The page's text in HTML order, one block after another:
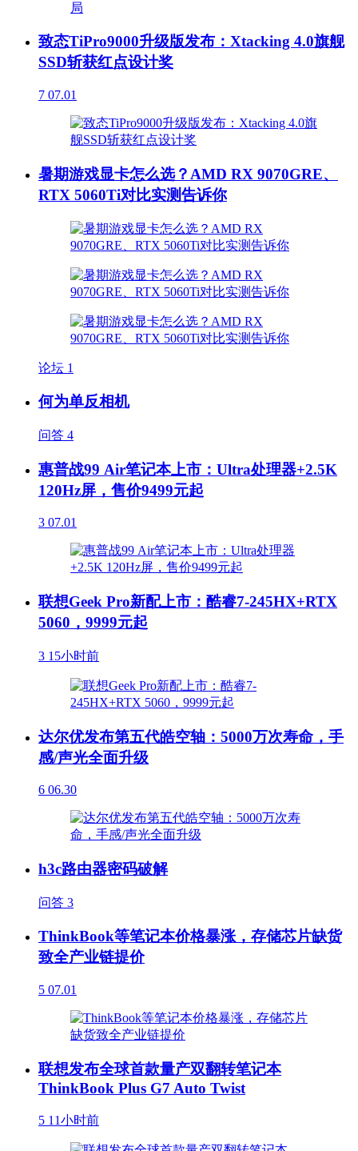
致态TiPro9000升级版发布：Xtacking 4.0旗舰
SSD斩获红点设计奖
7 07.01
暑期游戏显卡怎么选？AMD RX 9070GRE、
RTX 5060Ti对比实测告诉你
论坛 1
何为单反相机
问答 4
惠普战99 Air笔记本上市：Ultra处理器+2.5K
120Hz屏，售价9499元起
3 07.01
联想Geek Pro新配上市：酷睿7-245HX+RTX
5060，9999元起
3 15小时前
达尔优发布第五代皓空轴：5000万次寿命，手
感/声光全面升级
6 06.30
h3c路由器密码破解
问答 3
ThinkBook等笔记本价格暴涨，存储芯片缺货
致全产业链提价
5 07.01
联想发布全球首款量产双翻转笔记本
ThinkBook Plus G7 Auto Twist
5 11小时前